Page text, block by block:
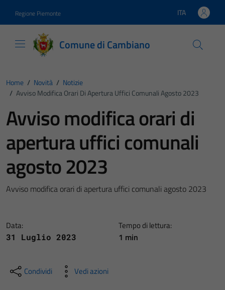
Regione Piemonte Lingua attiva:
ITA
Comune di Cambiano
Home / Novità / Notizie
/ Avviso Modifica Orari Di Apertura Uffici Comunali Agosto 2023
Avviso modifica orari di
apertura uffici comunali
agosto 2023
Avviso modifica orari di apertura uffici comunali agosto 2023
Data:
31 Luglio 2023
Tempo di lettura:
1 min
Condividi Vedi azioni